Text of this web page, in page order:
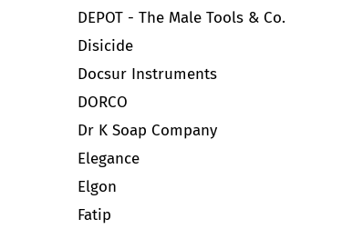
DEPOT - The Male Tools & Co.
Disicide
Docsur Instruments
DORCO
Dr K Soap Company
Elegance
Elgon
Fatip